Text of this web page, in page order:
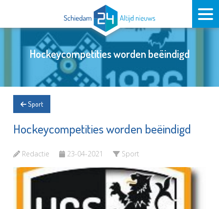
Hockeycompetities worden beëindigd
Sport
Hockeycompetities worden beëindigd
Redactie 23-04-2021 Sport